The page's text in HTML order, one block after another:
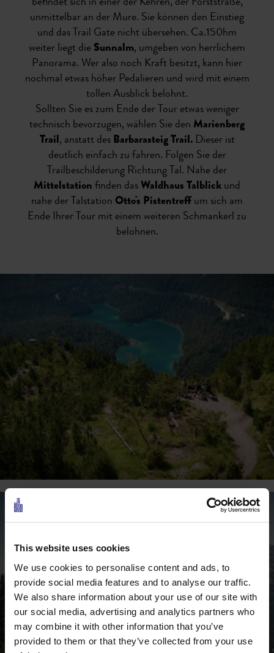
This website uses cookies
We use cookies to personalise content and ads, to
provide social media features and to analyse our traffic.
We also share information about your use of our site with
our social media, advertising and analytics partners who
may combine it with other information that you’ve
provided to them or that they’ve collected from your use
befindet sich in einer der Kehren, der Forststraße,
unmittelbar an der Mure. Sie können den Einstieg
und das Trail Gate nicht übersehen. Ca.150hm
weiter liegt die Sunnalm, umgeben von herrlichem
Panorama. Wer also noch Kraft besitzt, kann hier
nochmal etwas höher Pedalieren und wird mit einem
tollen Ausblick belohnt.
Sollten Sie es zum Ende der Tour etwas weniger
technisch bevorzugen, wählen Sie den Marienberg
Trail, anstatt des Barbarasteig Trail. Dieser ist
deutlich einfach zu fahren. Folgen Sie der
Trailbeschilderung Richtung Tal. Nahe der
Mittelstation finden das Waldhaus Talblick und
nahe der Talstation Otto's Pistentreff um sich am
Ende Ihrer Tour mit einem weiteren Schmankerl zu
belohnen.